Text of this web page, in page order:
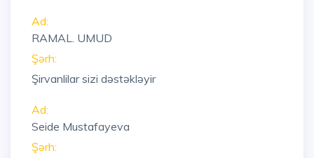
Ad:
RAMAL. UMUD
Şərh:
Şirvanlilar sizi dəstəkləyir
Ad:
Seide Mustafayeva
Şərh: